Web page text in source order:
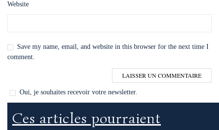
Website
Save my name, email, and website in this browser for the next time I
comment.
Oui, je souhaites recevoir votre newsletter.
Ces articles pourraient